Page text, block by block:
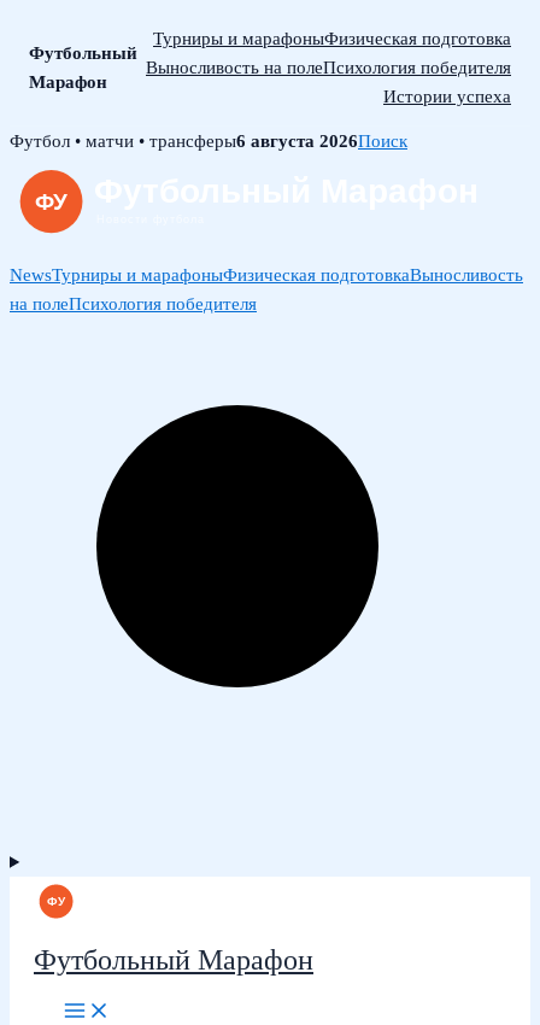
Футбольный
Марафон
Турниры и марафоныФизическая подготовка
Выносливость на полеПсихология победителя
Истории успеха
Skip
content
Футбол • матчи • трансферы6 августа 2026Поиск
NewsТурниры и марафоныФизическая подготовкаВыносливость
на полеПсихология победителя
Футбольный Марафон